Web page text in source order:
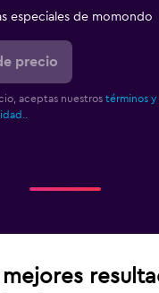
especiales de momondo
precio
aceptas nuestros términos
mejores